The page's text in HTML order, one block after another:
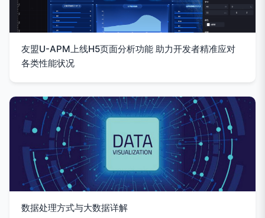
友盟U-APM上线H5页面分析功能 助力开发者精准应对
各类性能状况
数据处理方式与大数据详解